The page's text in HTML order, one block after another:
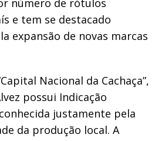
e tem se destacado
expansão de novas marcas
Nacional da Cachaça”,
possui Indicação
justamente pela
da produção local. A